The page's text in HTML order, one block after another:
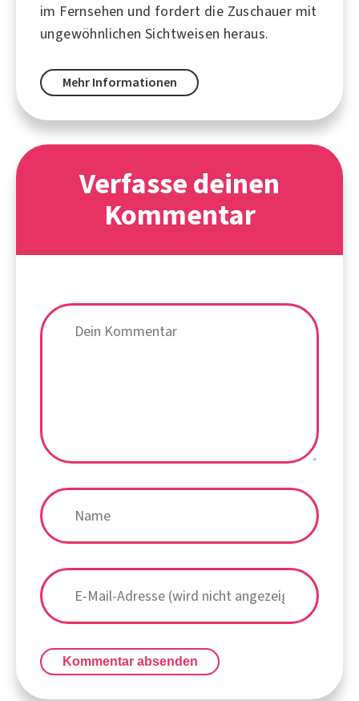
im Fernsehen und fordert die Zuschauer mit
ungewöhnlichen Sichtweisen heraus.
Mehr Informationen
Verfasse deinen
Kommentar
Kommentar absenden